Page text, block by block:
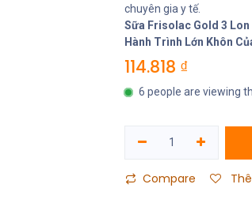
chuyên gia y tế.
Sữa Frisolac Gold 3
Hành Trình Lớn Khôn
114.818 ₫
6 people are viewing
Compare